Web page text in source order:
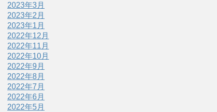
2023年3月
2023年2月
2023年1月
2022年12月
2022年11月
2022年10月
2022年9月
2022年8月
2022年7月
2022年6月
2022年5月